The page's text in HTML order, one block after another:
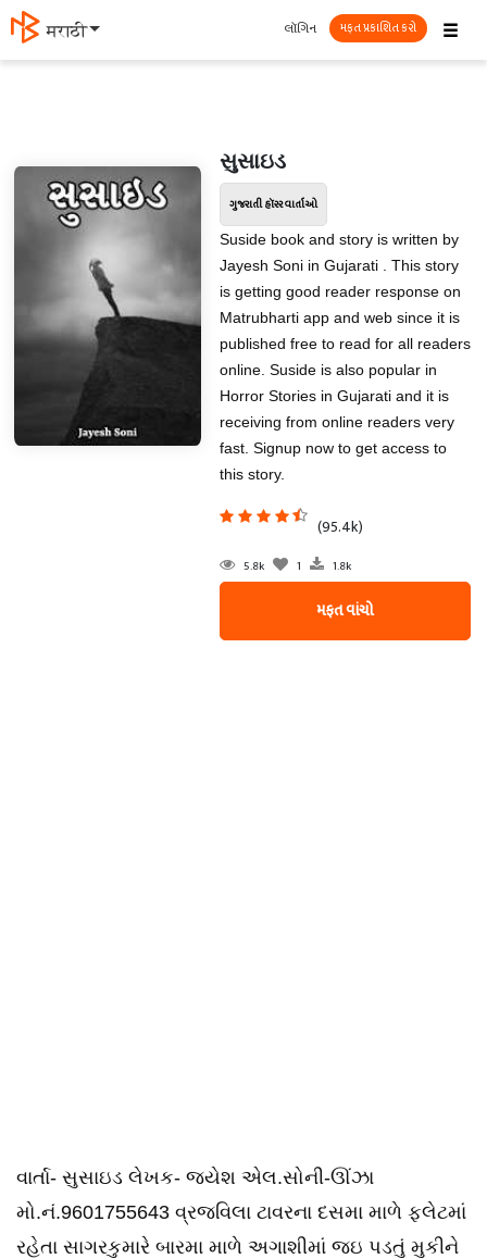
मराठी ☰
લૉગિન મફત પ્રકાશિત કરો
સુસાઇડ
ગુજરાતી હૉરર વાર્તાઓ
Suside book and story is written by
Jayesh Soni in Gujarati . This story
is getting good reader response on
Matrubharti app and web since it is
published free to read for all readers
online. Suside is also popular in
Horror Stories in Gujarati and it is
receiving from online readers very
fast. Signup now to get access to
this story.
(95.4k)
5.8k 1 1.8k
મફત વાંચો
વાર્તા- સુસાઇડ લેખક- જયેશ એલ.સોની-ઊંઝા
મો‌.નં.9601755643 વ્રજવિલા ટાવરના દસમા માળે ફ્લેટમાં
રહેતા સાગરકુમારે બારમા માળે અગાશીમાં જઇ પડતું મુકીને